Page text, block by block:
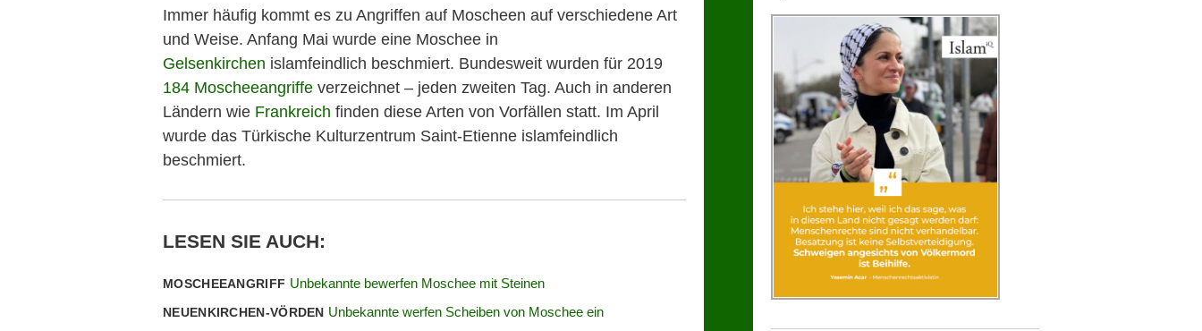
Immer häufig kommt es zu Angriffen auf Moscheen auf verschiedene Art
und Weise. Anfang Mai wurde eine Moschee in
Gelsenkirchen islamfeindlich beschmiert. Bundesweit wurden für 2019
184 Moscheeangriffe verzeichnet – jeden zweiten Tag. Auch in anderen
Ländern wie Frankreich finden diese Arten von Vorfällen statt. Im April
wurde das Türkische Kulturzentrum Saint-Etienne islamfeindlich
beschmiert.
LESEN SIE AUCH:
MOSCHEEANGRIFF Unbekannte bewerfen Moschee mit Steinen
NEUENKIRCHEN-VÖRDEN Unbekannte werfen Scheiben von Moschee ein